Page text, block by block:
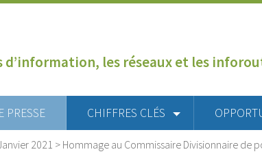
d’information, les réseaux et les
PRESSE CHIFFRES CLÉS
2021 > Hommage au Commissaire Divisionnaire de